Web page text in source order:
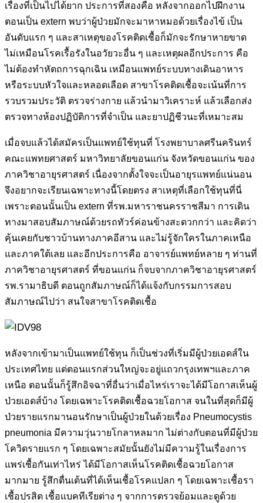
เรื่องที่เป็นไปได้ยาก ประการที่สองคือ หลังจากออกไปฝึกงาน
ตอนเป็น extern พบว่าผู้ป่วยมักจะมาหาหมอด้วยเรื่องไข้ เป็น
อันดับแรก ๆ และสาเหตุของโรคติดเชื้อก็มักจะรักษาหายขาด
ไม่เหมือนโรคเรื้อรังในอวัยวะอื่น ๆ และเหตุผลอีกประการ คือ
ไม่ต้องทำหัตถการฉุกเฉิน เหมือนแพทย์ระบบทางเดินอาหาร
หรือระบบหัวใจและหลอดเลือด สาขาโรคติดเชื้อจะเน้นที่การ
รวบรวมประวัติ ตรวจร่างกาย แล้วนำมาวิเคราะห์ แล้วเลือกส่ง
ตรวจทางห้องปฏิบัติการที่จำเป็น และยาปฏิชีวนะที่เหมาะสม
เมื่อจบแล้วได้สมัครเป็นแพทย์ใช้ทุนที่ โรงพยาบาลศรีนครินทร์
คณะแพทยศาสตร์ มหาวิทยาลัยขอนแก่น จังหวัดขอนแก่น ของ
ภาควิชาอายุรศาสตร์ เนื่องจากตั้งใจจะเป็นอายุรแพทย์แน่นอน
จึงอยากจะเรียนเฉพาะทางนี้โดยตรง สาเหตุที่เลือกใช้ทุนที่นี่
เพราะตอนนั้นเป็น extern ที่รพ.มหาราชนครราชสีมา การเดิน
ทางมาสอบสัมภาษณ์ด้วยรถทัวร์ค่อนข้างสะดวกกว่า และคิดว่า
คุ้นเคยกับชาวบ้านทางภาคอีสาน และไม่รู้จักใครในภาคเหนือ
และภาคใต้เลย และอีกประการคือ อาจารย์แพทย์หลาย ๆ ท่านที่
ภาควิชาอายุรศาสตร์ ที่ขอนแก่น ก็จบจากภาควิชาอายุรศาสตร์
รพ.รามาธิบดี ตอนถูกสัมภาษณ์ก็ได้แจ้งกับกรรมการสอบ
สัมภาษณ์ไปว่า สนใจสาขาโรคติดเชื้อ
หลังจากเข้ามาเป็นแพทย์ใช้ทุน ก็เป็นช่วงที่เริ่มมีผู้ป่วยเอดส์ใน
ประเทศไทย แต่ตอนแรกส่วนใหญ่จะอยู่แถวกรุงเทพฯและภาค
เหนือ ตอนนั้นก็รู้สึกอิจฉาที่อื่นว่าเมื่อไหร่เราจะได้มีโอกาสเห็นผู้
ป่วยเอดส์บ้าง โดยเฉพาะโรคติดเชื้อฉวยโอกาส จนในที่สุดก็มีผู้
ป่วยรายแรกมานอนรักษาเป็นผู้ป่วยในด้วยเรื่อง Pneumocystis
pneumonia มีความวุ่นวายโกลาหลมาก ไม่ต่างกับตอนที่มีผู้ป่วย
โควิดรายแรก ๆ โดยเฉพาะสมัยนั้นยังไม่มีความรู้ในเรื่องการ
แพร่เชื้อกันเท่าไหร่ ได้มีโอกาสเห็นโรคติดเชื้อฉวยโอกาส
มากมาย รู้สึกตื่นเต้นที่ได้เห็นเชื้อโรคแปลก ๆ โดยเฉพาะเชื้อรา
เชื้อปรสิต เชื้อแบคทีเรียต่าง ๆ จากการตรวจย้อมและดูด้วย